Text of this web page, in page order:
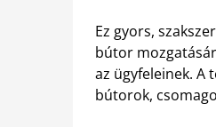
Ez gyors,
bútor
az ügyfeleinek. A
bútorok,